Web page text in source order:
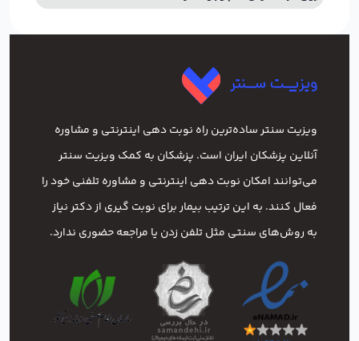
ویزیت سنتر ساده‌ترین راه نوبت‌ دهی اینترنتی و مشاوره
آنلاین پزشکان ایران است. پزشکان به کمک ویزیت سنتر
می‌توانند امکان نوبت دهی اینترنتی و مشاوره تلفنی خود را
فعال کنند. به این ترتیب بیمار برای نوبت گیری از دکتر نیاز
به روش‌های سنتی مثل تلفن زدن یا مراجعه حضوری ندارد.